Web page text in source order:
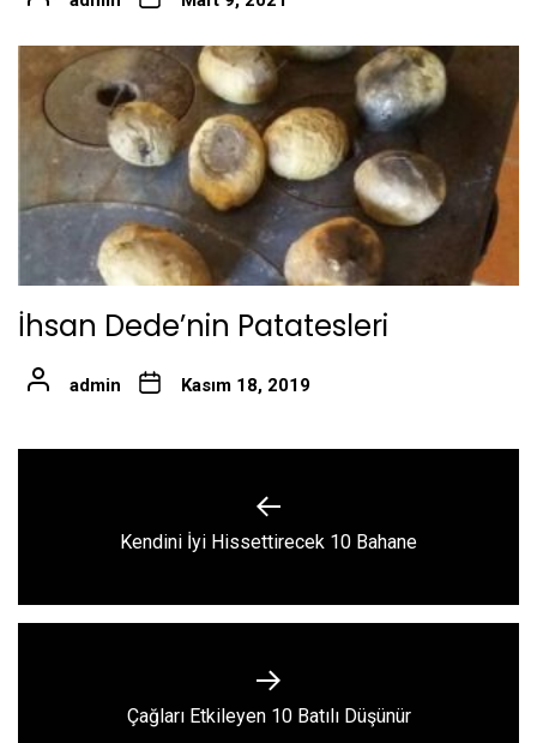
İhsan Dede’nin Patatesleri
admin Kasım 18, 2019
Previous
Kendini İyi Hissettirecek 10 Bahane
Next
Çağları Etkileyen 10 Batılı Düşünür